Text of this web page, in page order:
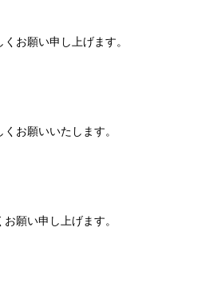
お願い申し上げます。
お願いいたします。
願い申し上げます。